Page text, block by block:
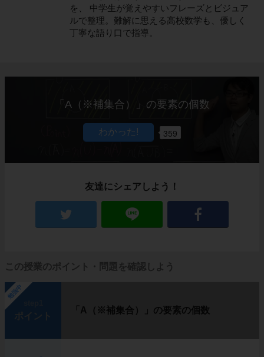
を、 中学生が覚えやすいフレーズとビジュア
ルで整理。難解に思える高校数学も、優しく
丁寧な語り口で指導。
「A（※補集合）」の要素の個数
359
友達にシェアしよう！
この授業のポイント・問題を確認しよう
勉強中
「A（※補集合）」の要素の個数